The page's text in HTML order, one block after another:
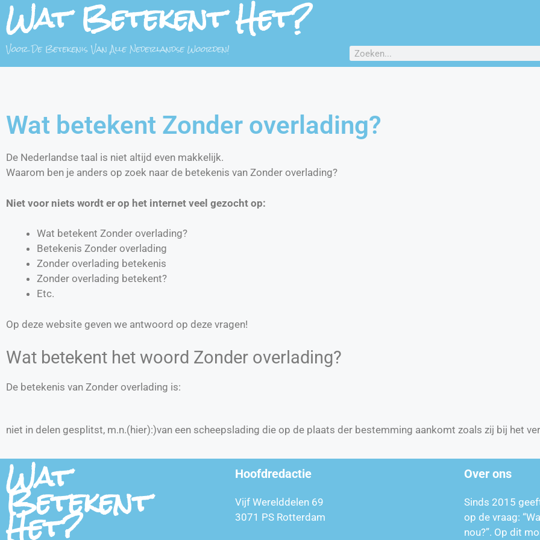
Wat Betekent Het?
Voor De Betekenis Van Alle Nederlandse Woorden!
Wat betekent Zonder overlading?
De Nederlandse taal is niet altijd even makkelijk.
Waarom ben je anders op zoek naar de betekenis van Zonder overlading?
Niet voor niets wordt er op het internet veel gezocht op:
Wat betekent Zonder overlading?
Betekenis Zonder overlading
Zonder overlading betekenis
Zonder overlading betekent?
Etc.
Op deze website geven we antwoord op deze vragen!
Wat betekent het woord Zonder overlading?
De betekenis van Zonder overlading is:
niet in delen gesplitst, m.n.(hier):)van een scheepslading die op de plaats der bestemming aankomt zoals zij bij het
Wat
Betekent
Het?
Hoofdredactie
Vijf Werelddelen 69
3071 PS Rotterdam
Over ons
Sinds 2015
op de vraag:
nou?”. Op dit